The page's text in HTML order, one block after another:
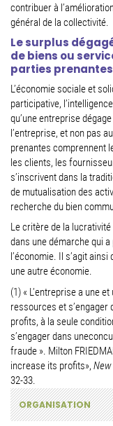
contribuer à
général de la collectivité.
Le surplus
de biens ou
parties
L’économie sociale et
participative,
qu’une entreprise
l’entreprise, et non pas
prenantes comprennent
les clients, les
s’inscrivent dans la
de mutualisation des
recherche du bien
Le critère de la
dans une démarche qui
l’économie. Il s’agit
une autre économie.
(1) « L’entreprise a une
ressources et
profits, à la seule
s’engager dans
fraude ». Milton
increase its profits»,
32-33.
ORGANISATION